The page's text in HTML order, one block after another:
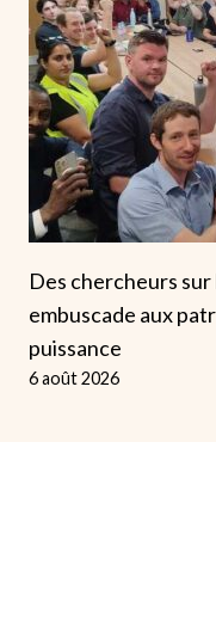
Des chercheurs
embuscade aux
puissance
6 août 2026